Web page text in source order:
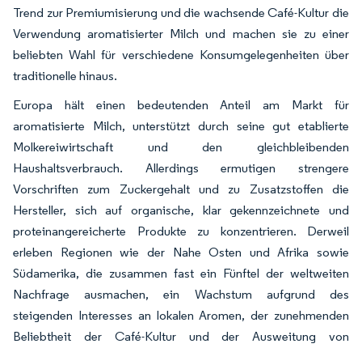
Trend zur Premiumisierung und die wachsende Café-Kultur die
Verwendung aromatisierter Milch und machen sie zu einer
beliebten Wahl für verschiedene Konsumgelegenheiten über
traditionelle hinaus.
Europa hält einen bedeutenden Anteil am Markt für
aromatisierte Milch, unterstützt durch seine gut etablierte
Molkereiwirtschaft und den gleichbleibenden
Haushaltsverbrauch. Allerdings ermutigen strengere
Vorschriften zum Zuckergehalt und zu Zusatzstoffen die
Hersteller, sich auf organische, klar gekennzeichnete und
proteinangereicherte Produkte zu konzentrieren. Derweil
erleben Regionen wie der Nahe Osten und Afrika sowie
Südamerika, die zusammen fast ein Fünftel der weltweiten
Nachfrage ausmachen, ein Wachstum aufgrund des
steigenden Interesses an lokalen Aromen, der zunehmenden
Beliebtheit der Café-Kultur und der Ausweitung von